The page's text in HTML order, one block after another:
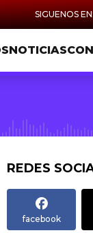
NOTICIAS
REDES
facebook